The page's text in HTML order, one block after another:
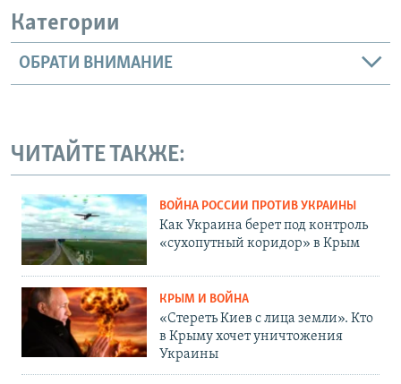
Категории
ОБРАТИ ВНИМАНИЕ
ЧИТАЙТЕ ТАКЖЕ:
ВОЙНА РОССИИ ПРОТИВ УКРАИНЫ
Как Украина берет под контроль
«сухопутный коридор» в Крым
КРЫМ И ВОЙНА
«Стереть Киев с лица земли». Кто
в Крыму хочет уничтожения
Украины